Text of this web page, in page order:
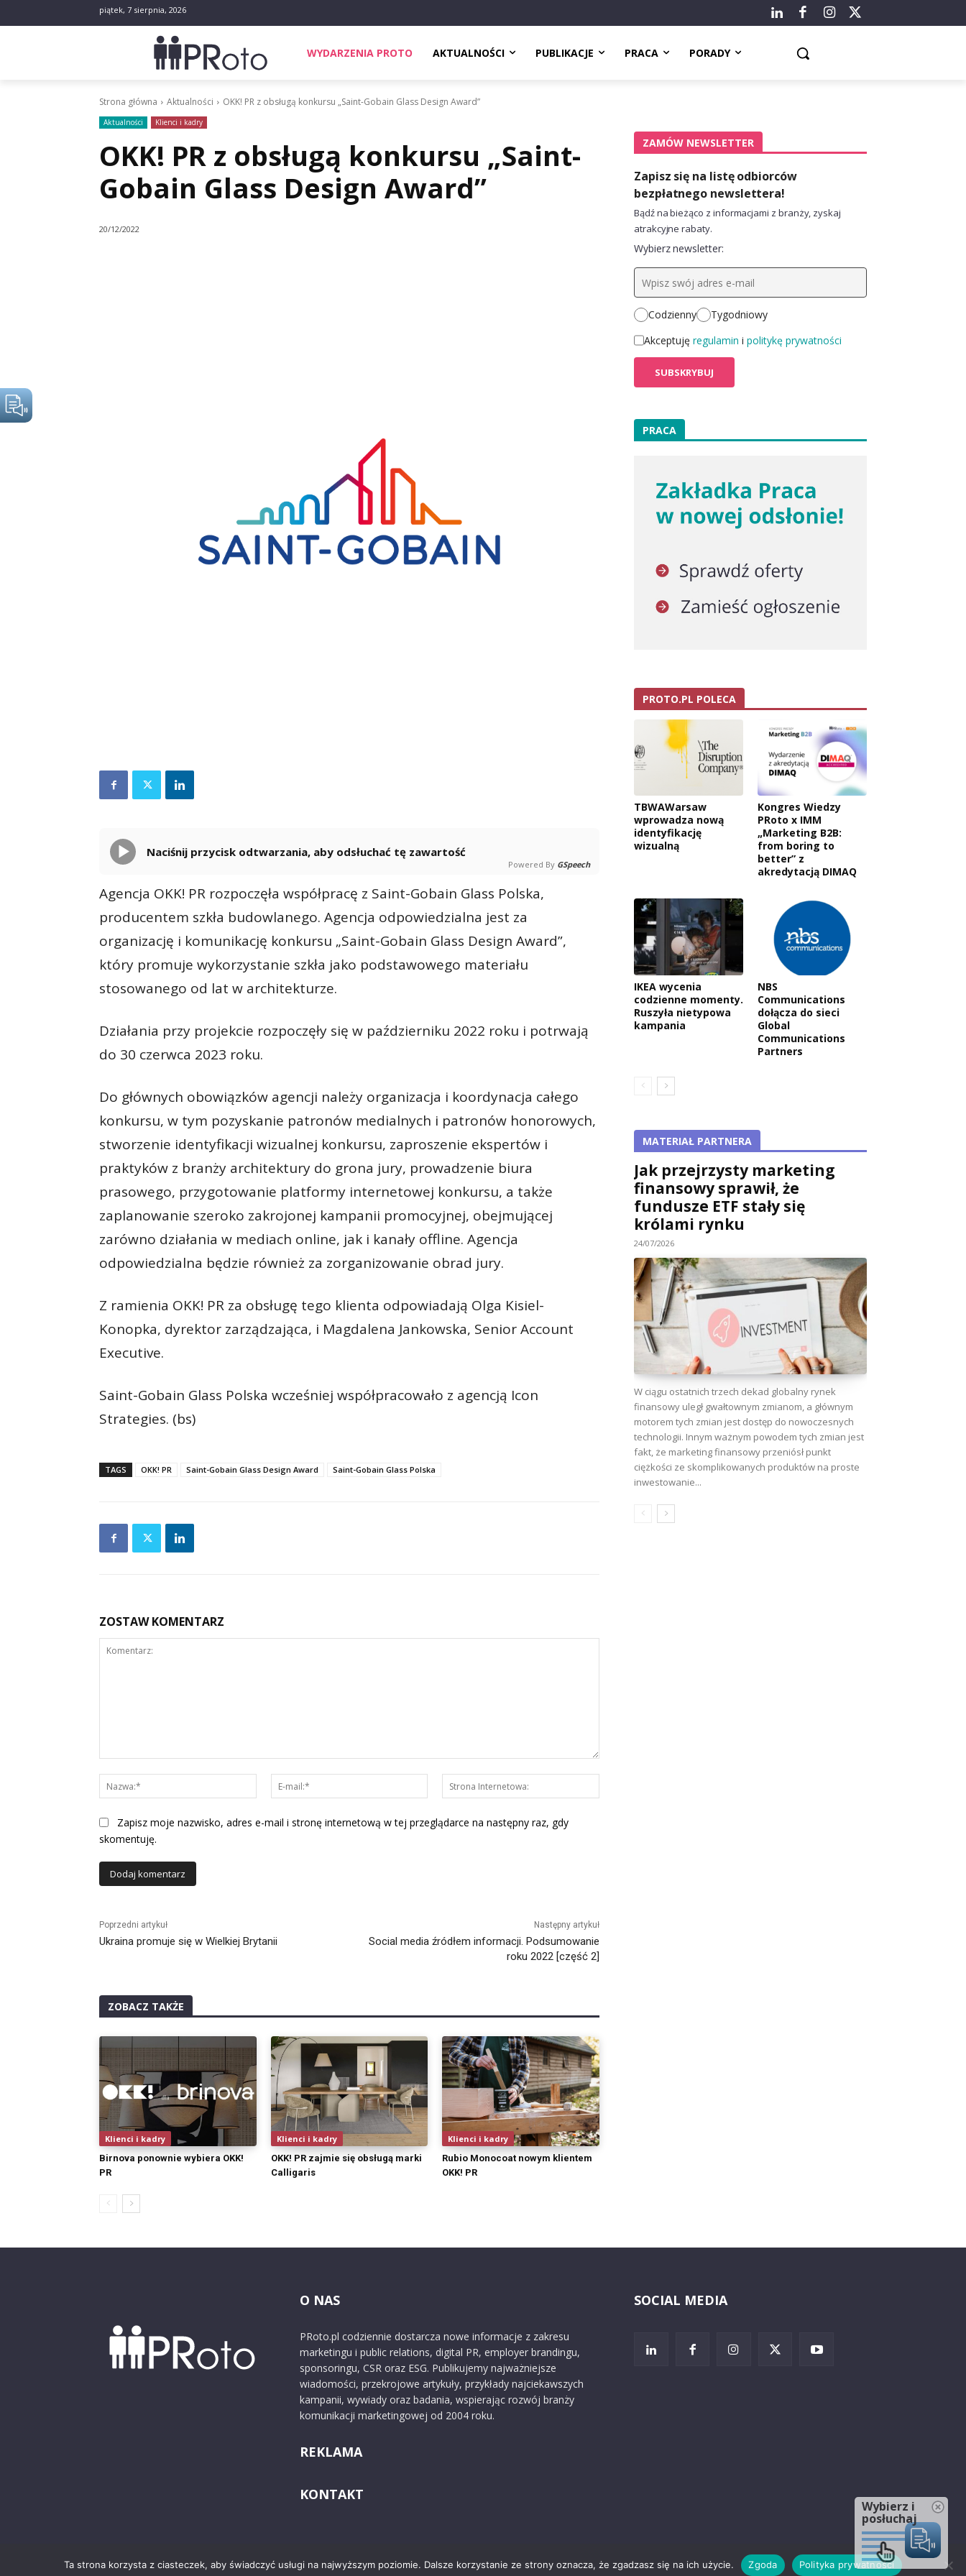
piątek, 7 sierpnia, 2026
WYDARZENIA PROTO AKTUALNOŚCI PUBLIKACJE PRACA PORADY
Strona główna Aktualności OKK! PR z obsługą konkursu „Saint-Gobain Glass Design Award”
Aktualności Klienci i kadry
OKK! PR z obsługą konkursu „Saint-
Gobain Glass Design Award”
20/12/2022
Naciśnij przycisk odtwarzania, aby odsłuchać tę zawartość
Powered By GSpeech
Agencja OKK! PR rozpoczęła współpracę z Saint-Gobain Glass Polska,
producentem szkła budowlanego. Agencja odpowiedzialna jest za
organizację i komunikację konkursu „Saint-Gobain Glass Design Award”,
który promuje wykorzystanie szkła jako podstawowego materiału
stosowanego od lat w architekturze.
Działania przy projekcie rozpoczęły się w październiku 2022 roku i potrwają
do 30 czerwca 2023 roku.
Do głównych obowiązków agencji należy organizacja i koordynacja całego
konkursu, w tym pozyskanie patronów medialnych i patronów honorowych,
stworzenie identyfikacji wizualnej konkursu, zaproszenie ekspertów i
praktyków z branży architektury do grona jury, prowadzenie biura
prasowego, przygotowanie platformy internetowej konkursu, a także
zaplanowanie szeroko zakrojonej kampanii promocyjnej, obejmującej
zarówno działania w mediach online, jak i kanały offline. Agencja
odpowiedzialna będzie również za zorganizowanie obrad jury.
Z ramienia OKK! PR za obsługę tego klienta odpowiadają Olga Kisiel-
Konopka, dyrektor zarządzająca, i Magdalena Jankowska, Senior Account
Executive.
Saint-Gobain Glass Polska wcześniej współpracowało z agencją Icon
Strategies. (bs)
TAGS OKK! PR Saint-Gobain Glass Design Award Saint-Gobain Glass Polska
ZOSTAW KOMENTARZ
Nazwa:*
mail:*
Internetowa:
Zapisz moje nazwisko, adres e-mail i stronę internetową w tej przeglądarce na następny raz, gdy
skomentuję.
Poprzedni artykuł
Ukraina promuje się w Wielkiej Brytanii
Następny artykuł
Social media źródłem informacji. Podsumowanie
roku 2022 [część 2]
ZOBACZ TAKŻE
Klienci i kadry
Birnova ponownie wybiera OKK!
PR
Klienci i kadry
OKK! PR zajmie się obsługą marki
Calligaris
Klienci i kadry
Rubio Monocoat nowym klientem
OKK! PR
ZAMÓW NEWSLETTER
Zapisz się na listę odbiorców
bezpłatnego newslettera!
Bądź na bieżąco z informacjami z branży, zyskaj
atrakcyjne rabaty.
Wybierz newsletter:
Codzienny
Tygodniowy
Akceptuję regulamin i politykę prywatności
PRACA
PROTO.PL POLECA
TBWAWarsaw
wprowadza nową
identyfikację
wizualną
Kongres Wiedzy
PRoto x IMM
„Marketing B2B:
from boring to
better” z
akredytacją DIMAQ
IKEA wycenia
codzienne momenty.
Ruszyła nietypowa
kampania
NBS
Communications
dołącza do sieci
Global
Communications
Partners
MATERIAŁ PARTNERA
Jak przejrzysty marketing
finansowy sprawił, że
fundusze ETF stały się
królami rynku
24/07/2026
W ciągu ostatnich trzech dekad globalny rynek
finansowy uległ gwałtownym zmianom, a głównym
motorem tych zmian jest dostęp do nowoczesnych
technologii. Innym ważnym powodem tych zmian jest
fakt, że marketing finansowy przeniósł punkt
ciężkości ze skomplikowanych produktów na proste
inwestowanie...
O NAS
PRoto.pl codziennie dostarcza nowe informacje z zakresu
marketingu i public relations, digital PR, employer brandingu,
sponsoringu, CSR oraz ESG. Publikujemy najważniejsze
wiadomości, przekrojowe artykuły, przykłady najciekawszych
kampanii, wywiady oraz badania, wspierając rozwój branży
komunikacji marketingowej od 2004 roku.
REKLAMA
KONTAKT
SOCIAL MEDIA
© 2024 PRoto.pl O nas Reklama Zastrzeżenia prawne
Ta strona korzysta z ciasteczek, aby świadczyć usługi na najwyższym poziomie. Dalsze korzystanie ze strony oznacza, że zgadzasz się na ich użycie. Zgoda Polityka prywatności
Wybierz i
posłuchaj